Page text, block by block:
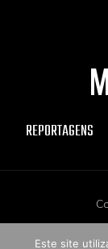
REPORTAGENS
Este site